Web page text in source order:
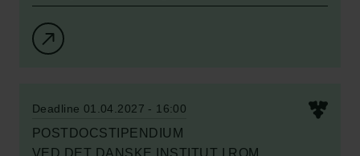
Deadline 01.04.2027 - 16:00
POSTDOCSTIPENDIUM
VED DET DANSKE INSTITUT I ROM